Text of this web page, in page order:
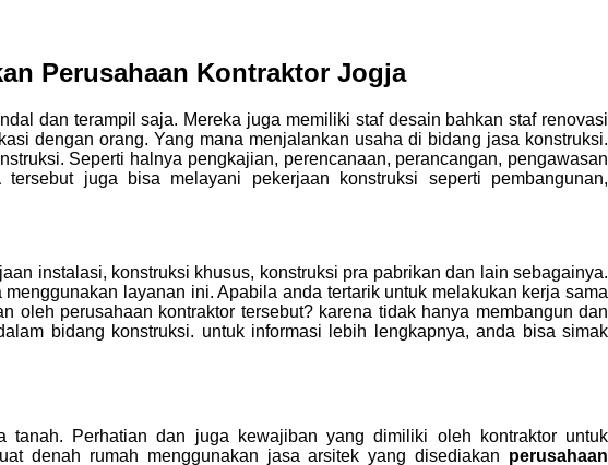
Perusahaan Kontraktor Jogja
dan terampil saja. Mereka juga memiliki staf desain bahkan staf renovasi
dengan orang. Yang mana menjalankan usaha di bidang jasa konstruksi.
Seperti halnya pengkajian, perencanaan, perancangan, pengawasan
tersebut juga bisa melayani pekerjaan konstruksi seperti pembangunan,
instalasi, konstruksi khusus, konstruksi pra pabrikan dan lain sebagainya.
layanan ini. Apabila anda tertarik untuk melakukan kerja sama
oleh perusahaan kontraktor tersebut? karena tidak hanya membangun dan
bidang konstruksi. untuk informasi lebih lengkapnya, anda bisa simak
Perhatian dan juga kewajiban yang dimiliki oleh kontraktor untuk
denah rumah menggunakan jasa arsitek yang disediakan perusahaan